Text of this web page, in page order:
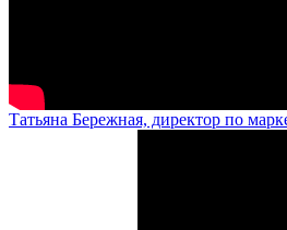
Татьяна Бережная, директор по